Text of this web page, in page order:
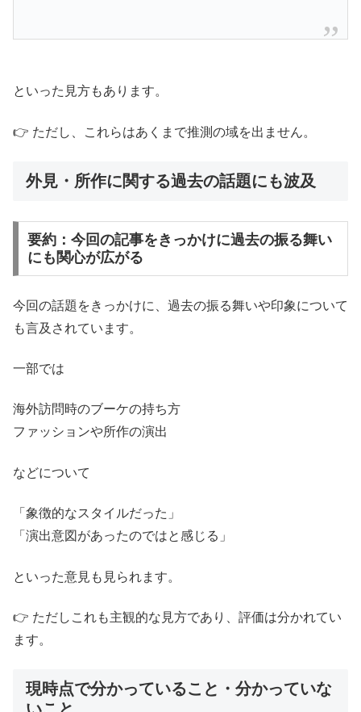
といった見方もあります。
👉 ただし、これらはあくまで推測の域を出ません。
外見・所作に関する過去の話題にも波及
要約：今回の記事をきっかけに過去の振る舞い
にも関心が広がる
今回の話題をきっかけに、過去の振る舞いや印象について
も言及されています。
一部では
海外訪問時のブーケの持ち方
ファッションや所作の演出
などについて
「象徴的なスタイルだった」
「演出意図があったのではと感じる」
といった意見も見られます。
👉 ただしこれも主観的な見方であり、評価は分かれてい
ます。
現時点で分かっていること・分かっていな